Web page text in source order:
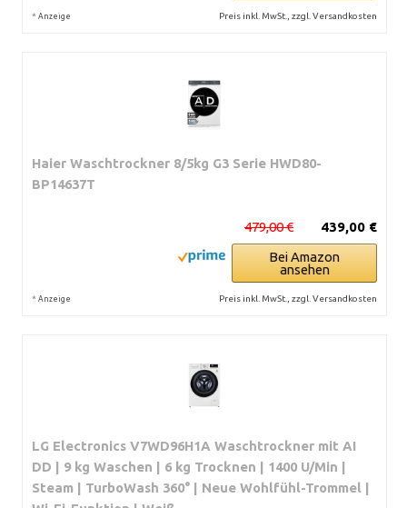
* Anzeige Preis inkl. MwSt., zzgl. Versandkosten
Haier Waschtrockner 8/5kg G3 Serie HWD80-
BP14637T
439,00 €
479,00 €
Bei Amazon
ansehen
* Anzeige Preis inkl. MwSt., zzgl. Versandkosten
LG Electronics V7WD96H1A Waschtrockner mit AI
DD | 9 kg Waschen | 6 kg Trocknen | 1400 U/Min |
Steam | TurboWash 360° | Neue Wohlfühl-Trommel |